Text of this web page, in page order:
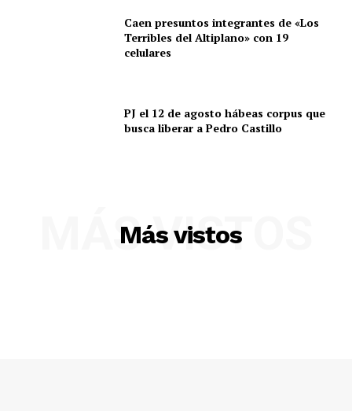
Caen presuntos integrantes de «Los
Terribles del Altiplano» con 19
celulares
PJ el 12 de agosto hábeas corpus que
busca liberar a Pedro Castillo
Más vistos
MÁS VISTOS